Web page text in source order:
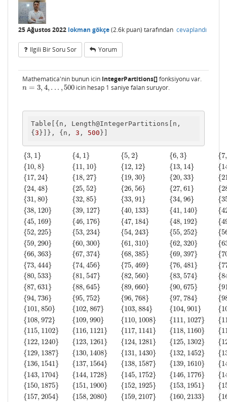
25 Ağustos 2022 lokman gökçe(2.6k puan) tarafından cevaplandı
Ilgili Bir Soru Sor Yorum
Mathematica'nin bunun icin IntegerPartitions[]fonksiyonu var.
n = 3, 4, . . . ,500
n= 3, 4,.. ,500 icin hesap 1 saniye falan suruyor.
Table[{n, Length@IntegerPartitions[n,
{ 3 }]}, {n, 3 , 500
{3, 1}
{10, 8}
{17, 24}
{24, 48}
{31, 80}
{38, 120}
{45, 169}
{52, 225}
{59, 290}
{66, 363}
{73, 444}
{80, 533}
{87, 631}
{94, 736}
{101, 850}
{108, 972}
{115, 1102}
{122, 1240}
{129, 1387}
{136, 1541}
{143, 1704}
{150, 1875}
{157, 2054}
{4, 1}
{11, 10}
{18, 27}
{25, 52}
{32, 85}
{39, 127}
{46, 176}
{53, 234}
{60, 300}
{67, 374}
{74, 456}
{81, 547}
{88, 645}
{95, 752}
{102, 867}
{109, 990}
{116, 1121}
{123, 1261}
{130, 1408}
{137, 1564}
{144, 1728}
{151, 1900}
{158, 2080}
{5, 2}
{12, 12}
{19, 30}
{26, 56}
{33, 91}
{40, 133}
{47, 184}
{54, 243}
{61, 310}
{68, 385}
{75, 469}
{82, 560}
{89, 660}
{96, 768}
{103, 884}
{110, 1008}
{117, 1141}
{124, 1281}
{131, 1430}
{138, 1587}
{145, 1752}
{152, 1925}
{159, 2107}
{6, 3}
{13, 14}
{20, 33}
{27, 61}
{34, 96}
{41, 140}
{48, 192}
{55, 252}
{62, 320}
{69, 397}
{76, 481}
{83, 574}
{90, 675}
{97, 784}
{104, 901}
{111, 1027}
{118, 1160}
{125, 1302}
{132, 1452}
{139, 1610}
{146, 1776}
{153, 1951}
{160, 2133}
{7,
{
{
{
{
{
{
{
{
{
{
{
{
{
{
{
{
{
{
{
{
{
{